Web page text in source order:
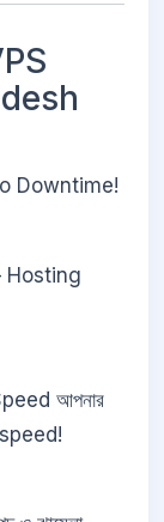
Downtime!
– Hosting
আপনার